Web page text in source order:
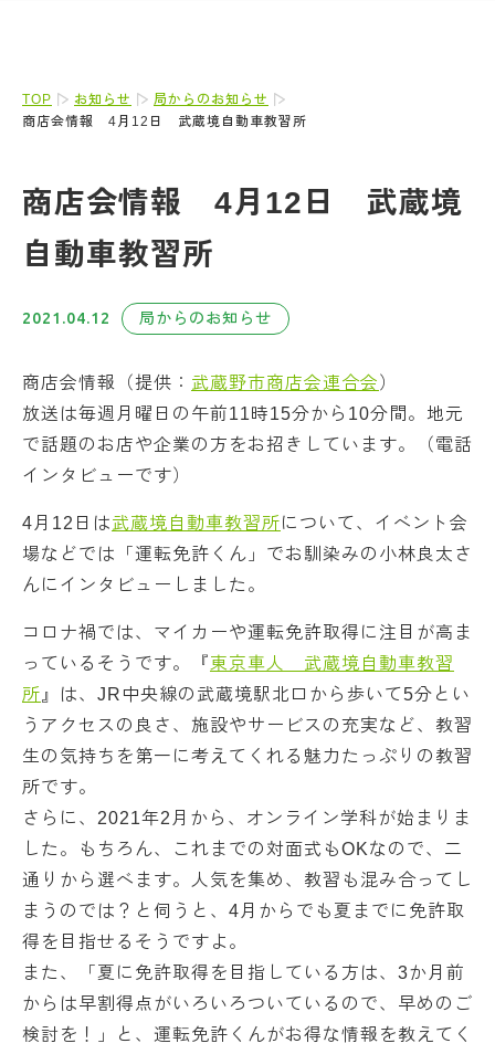
TOP お知らせ
局からのお知らせ
商店会情報 4月12日 武蔵境自動車教習所
商店会情報 4月12日 武蔵境
自動車教習所
2021.04.12 局からのお知らせ
商店会情報（提供： 武蔵野市商店会連合会 ）
放送は毎週月曜日の午前11時15分から10分間。地元
で話題のお店や企業の方をお招きしています。（電話
インタビューです）
4月12日は武蔵境自動車教習所について、イベント会
場などでは「運転免許くん」でお馴染みの小林良太さ
んにインタビューしました。
コロナ禍では、マイカーや運転免許取得に注目が高ま
っているそうです。『東京車人 武蔵境自動車教習
所 』は、JR中央線の武蔵境駅北口から歩いて5分とい
うアクセスの良さ、施設やサービスの充実など、教習
生の気持ちを第一に考えてくれる魅力たっぷりの教習
所です。
さらに、2021年2月から、オンライン学科が始まりま
した。もちろん、これまでの対面式もOKなので、二
通りから選べます。人気を集め、教習も混み合ってし
まうのでは？と伺うと、4月からでも夏までに免許取
得を目指せるそうですよ。
また、「夏に免許取得を目指している方は、3か月前
からは早割得点がいろいろついているので、早めのご
検討を！」と、運転免許くんがお得な情報を教えてく